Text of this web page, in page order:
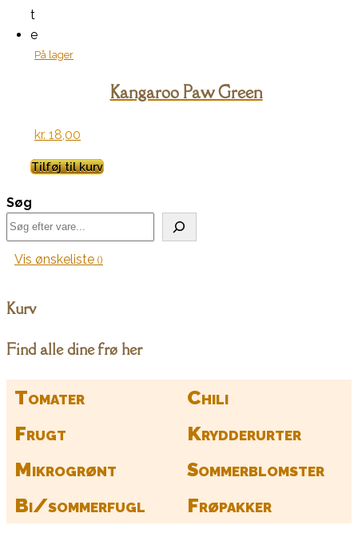
t
e
På lager
Kangaroo Paw Green
kr. 18,00
Tilføj til kurv
Søg
Vis ønskeliste
Kurv
Find alle dine frø her
Tomater
Chili
Frugt
Krydderurter
Mikrogrønt
Sommerblomster
Bi/sommerfugl
Frøpakker